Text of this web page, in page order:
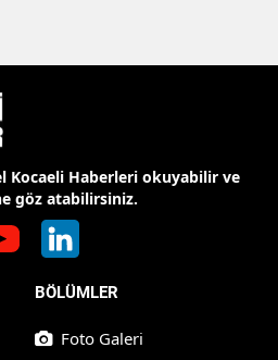
Kocaeli Haberleri okuyabilir ve
göz atabilirsiniz.
BÖLÜMLER
Foto Galeri